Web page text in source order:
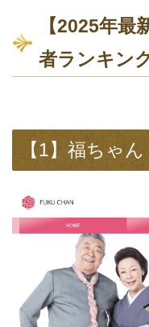
【2025年
者ランキン
【1】福ちゃん